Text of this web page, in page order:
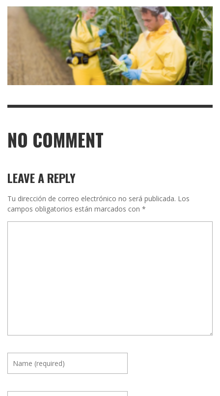
NO COMMENT
LEAVE A REPLY
Tu dirección de correo electrónico no será publicada. Los
campos obligatorios están marcados con *